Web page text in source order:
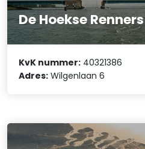
De Hoekse Renners
KvK nummer: 40321386
Adres: Wilgenlaan 6